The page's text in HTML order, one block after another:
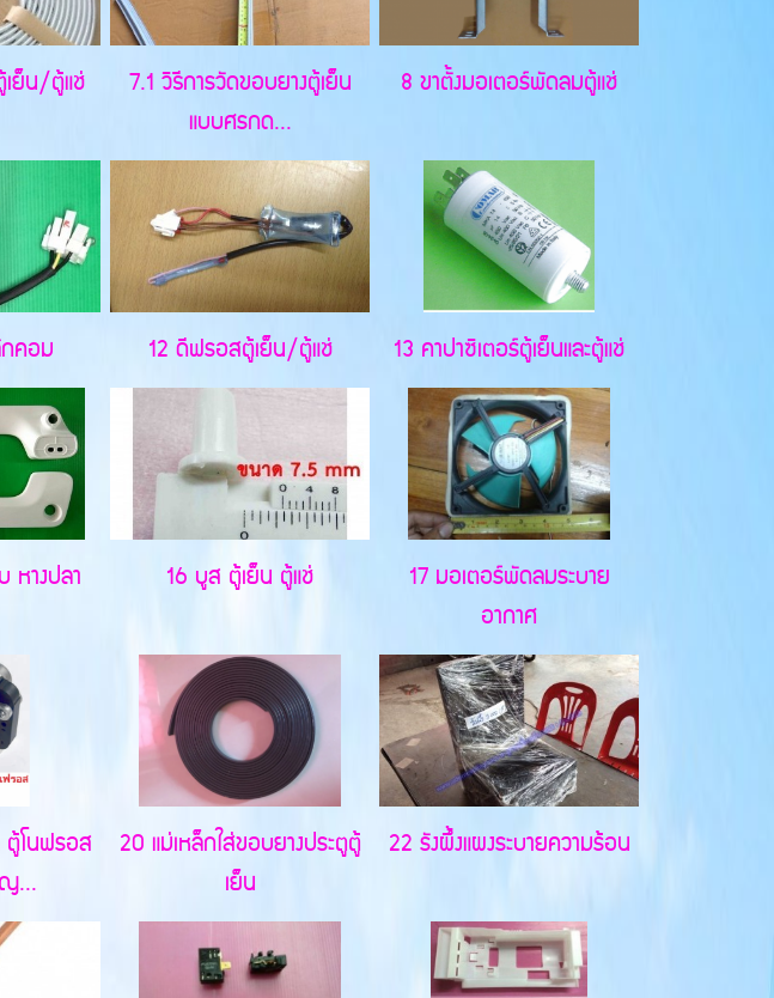
เย็น/ตู้แช่
7.1 วิธีการวัดขอบยางตู้เย็น
แบบศรกด...
8 ขาตั้งมอเตอร์พัดลมตู้แช่
คอม 12 ดีฟรอสตู้เย็น/ตู้แช่ 13 คาปาซิเตอร์ตู้เย็นและตู้แช่
หางปลา 16 บูส ตู้เย็น ตู้แช่
17 มอเตอร์พัดลมระบาย
อากาศ
โนฟรอส
...
20 แม่เหล็กใส่ขอบยางประตูตู้
เย็น
22 รังผึ้งแผงระบายความร้อน